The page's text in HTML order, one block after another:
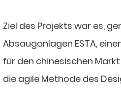
Ziel des Projekts war es,
Absauganlagen ESTA,
für den chinesischen
die agile Methode des